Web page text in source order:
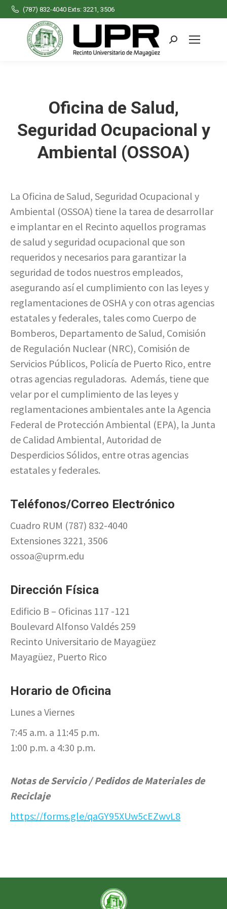
(787) 832-4040 Exts: 3221, 3506
Search:
Oficina de Salud,
Seguridad Ocupacional y
Ambiental (OSSOA)
La Oficina de Salud, Seguridad Ocupacional y
Ambiental (OSSOA) tiene la tarea de desarrollar
e implantar en el Recinto aquellos programas
de salud y seguridad ocupacional que son
requeridos y necesarios para garantizar la
seguridad de todos nuestros empleados,
asegurando así el cumplimiento con las leyes y
reglamentaciones de OSHA y con otras agencias
estatales y federales, tales como Cuerpo de
Bomberos, Departamento de Salud, Comisión
de Regulación Nuclear (NRC), Comisión de
Servicios Públicos, Policía de Puerto Rico, entre
otras agencias reguladoras. Además, tiene que
velar por el cumplimiento de las leyes y
reglamentaciones ambientales ante la Agencia
Federal de Protección Ambiental (EPA), la Junta
de Calidad Ambiental, Autoridad de
Desperdicios Sólidos, entre otras agencias
estatales y federales.
Teléfonos/Correo Electrónico
Cuadro RUM (787) 832-4040
Extensiones 3221, 3506
ossoa@uprm.edu
Dirección Física
Edificio B – Oficinas 117 -121
Boulevard Alfonso Valdés 259
Recinto Universitario de Mayagüez
Mayagüez, Puerto Rico
Horario de Oficina
Lunes a Viernes
7:45 a.m. a 11:45 p.m.
1:00 p.m. a 4:30 p.m.
Notas de Servicio / Pedidos de Materiales de
Reciclaje
https://forms.gle/qaGY95XUw5cEZwvL8